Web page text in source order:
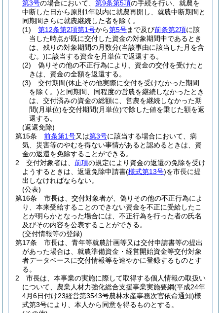
第3号の場合において、 第9条第5項の手続を行い、就農を
中断した日から原則1年以内に就農再開し、就農中断期間と
同期間さらに就農継続した者を除く。
(1)
第12条第2項第1号から第5号まで及び前条第2項に該
当した時点が既に交付した資金の対象期間中であるとき
は、残りの対象期間の月数分(当該事由に該当した月を含
む。)に該当する資金を月単位で返還する。
(2)
偽りその他の不正行為により、資金の交付を受けたと
きは、資金の全額を返還する。
(3)
交付期間(休止その他実際に交付を受けなかった期間
を除く。)と同期間、同程度の営農を継続しなかったとき
は、交付済みの資金の総額に、営農を継続しなかった期
間(月単位)を交付期間(月単位)で除した値を乗じた額を返
還する。
(返還免除)
第15条
前条第1号又は第3号に該当する場合において、病
気、災害等のやむを得ない事情があると認めるときは、資
金の返還を免除することができる。
2
交付対象者は、 前項の規定により資金の返還の免除を受け
ようするときは、返還免除申請書(様式第13号)を市長に提
出しなければならない。
(公表)
第16条
市長は、交付対象者が、偽りその他の不正行為によ
り、本来受給することのできない資金を不正に受給したこ
とが明らかとなった場合には、不正行為を行った者の氏名
及びその内容を公表することができる。
(交付情報等の登録)
第17条
市長は、青年等就農計画等又は交付申請書等の提出
があった場合は、就農準備資金・経営開始資金等交付対象
者データベースに交付情報等を速やかに登録するものとす
る。
2
市長は、本事業の実施に際して取得する個人情報の取扱い
について、農業人材力強化総合支援事業実施要綱(平成24年
4月6日付け23経営第3543号農林水産事務次官依命通知)様
式第3号により、本人から同意を得るものとする。